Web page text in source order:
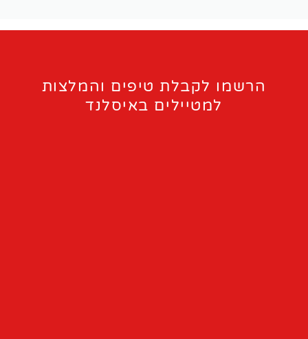
הרשמו לקבלת טיפים והמלצות
למטיילים באיסלנד